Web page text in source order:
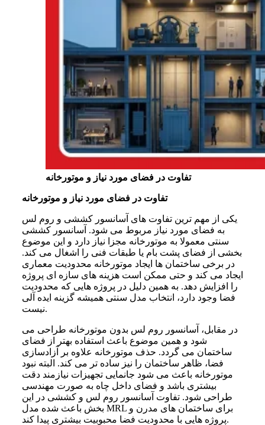
تفاوت در فضای مورد نیاز و موتورخانه
تفاوت در فضای مورد نیاز و موتورخانه
یکی از مهم ترین تفاوت های آسانسور کششی و روم لس
به فضای مورد نیاز مربوط می شود. آسانسور کششی
سنتی معمولا به موتورخانه مجزا نیاز دارد و این موضوع
بخشی از فضای پشت بام یا طبقات فنی را اشغال می کند.
در برخی ساختمان ها ایجاد موتورخانه محدودیت معماری
ایجاد می کند و حتی ممکن است هزینه های سازه ای پروژه
را افزایش دهد. به همین دلیل در پروژه هایی که محدودیت
فضا وجود دارد، انتخاب مدل سنتی همیشه گزینه ایده آلی
نیست.
در مقابل، آسانسور روم لس بدون موتورخانه طراحی می
شود و همین موضوع باعث استفاده بهتر از فضای
ساختمان می گردد. حذف موتورخانه علاوه بر آزادسازی
فضا، ظاهر ساختمان را نیز ساده تر می کند. البته نبود
موتورخانه باعث می شود جانمایی تجهیزات نیازمند دقت
بیشتری باشد و فضای داخل چاه به صورت مهندسی
طراحی شود. تفاوت آسانسور روم لس و کششی در این
بخش باعث شده مدل MRL برای ساختمان های مدرن و
پروژه هایی با محدودیت فضا محبوبیت بیشتری پیدا کند.